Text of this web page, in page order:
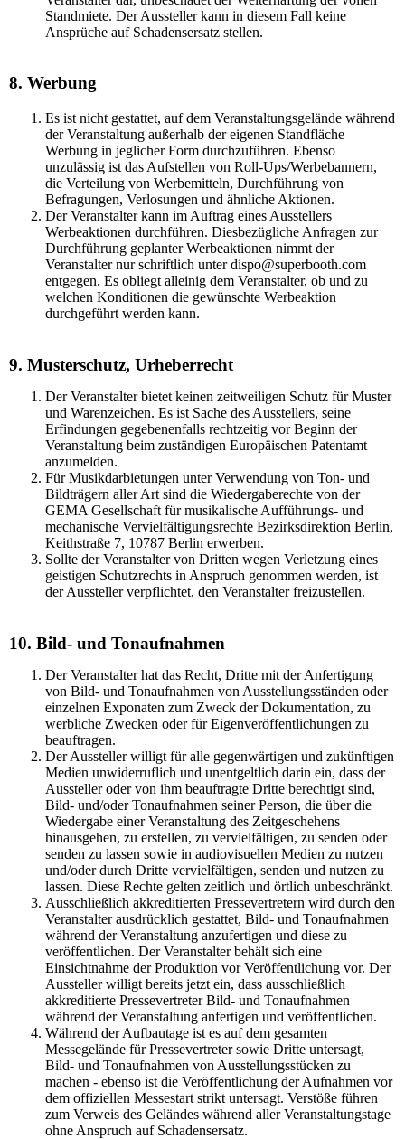
Standmiete. Der Aussteller kann in diesem Fall keine
Ansprüche auf Schadensersatz stellen.
8. Werbung
Es ist nicht gestattet, auf dem Veranstaltungsgelände während
der Veranstaltung außerhalb der eigenen Standfläche
Werbung in jeglicher Form durchzuführen. Ebenso
unzulässig ist das Aufstellen von Roll-Ups/Werbebannern,
die Verteilung von Werbemitteln, Durchführung von
Befragungen, Verlosungen und ähnliche Aktionen.
Der Veranstalter kann im Auftrag eines Ausstellers
Werbeaktionen durchführen. Diesbezügliche Anfragen zur
Durchführung geplanter Werbeaktionen nimmt der
Veranstalter nur schriftlich unter dispo@superbooth.com
entgegen. Es obliegt alleinig dem Veranstalter, ob und zu
welchen Konditionen die gewünschte Werbeaktion
durchgeführt werden kann.
9. Musterschutz, Urheberrecht
Der Veranstalter bietet keinen zeitweiligen Schutz für Muster
und Warenzeichen. Es ist Sache des Ausstellers, seine
Erfindungen gegebenenfalls rechtzeitig vor Beginn der
Veranstaltung beim zuständigen Europäischen Patentamt
anzumelden.
Für Musikdarbietungen unter Verwendung von Ton- und
Bildträgern aller Art sind die Wiedergaberechte von der
GEMA Gesellschaft für musikalische Aufführungs- und
mechanische Vervielfältigungsrechte Bezirksdirektion Berlin,
Keithstraße 7, 10787 Berlin erwerben.
Sollte der Veranstalter von Dritten wegen Verletzung eines
geistigen Schutzrechts in Anspruch genommen werden, ist
der Aussteller verpflichtet, den Veranstalter freizustellen.
10. Bild- und Tonaufnahmen
Der Veranstalter hat das Recht, Dritte mit der Anfertigung
von Bild- und Tonaufnahmen von Ausstellungsständen oder
einzelnen Exponaten zum Zweck der Dokumentation, zu
werbliche Zwecken oder für Eigenveröffentlichungen zu
beauftragen.
Der Aussteller willigt für alle gegenwärtigen und zukünftigen
Medien unwiderruflich und unentgeltlich darin ein, dass der
Aussteller oder von ihm beauftragte Dritte berechtigt sind,
Bild- und/oder Tonaufnahmen seiner Person, die über die
Wiedergabe einer Veranstaltung des Zeitgeschehens
hinausgehen, zu erstellen, zu vervielfältigen, zu senden oder
senden zu lassen sowie in audiovisuellen Medien zu nutzen
und/oder durch Dritte vervielfältigen, senden und nutzen zu
lassen. Diese Rechte gelten zeitlich und örtlich unbeschränkt.
Ausschließlich akkreditierten Pressevertretern wird durch den
Veranstalter ausdrücklich gestattet, Bild- und Tonaufnahmen
während der Veranstaltung anzufertigen und diese zu
veröffentlichen. Der Veranstalter behält sich eine
Einsichtnahme der Produktion vor Veröffentlichung vor. Der
Aussteller willigt bereits jetzt ein, dass ausschließlich
akkreditierte Pressevertreter Bild- und Tonaufnahmen
während der Veranstaltung anfertigen und veröffentlichen.
Während der Aufbautage ist es auf dem gesamten
Messegelände für Pressevertreter sowie Dritte untersagt,
Bild- und Tonaufnahmen von Ausstellungsstücken zu
machen - ebenso ist die Veröffentlichung der Aufnahmen vor
dem offiziellen Messestart strikt untersagt. Verstöße führen
zum Verweis des Geländes während aller Veranstaltungstage
ohne Anspruch auf Schadensersatz.